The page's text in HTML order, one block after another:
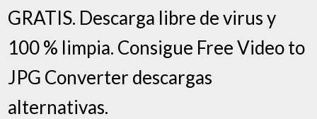
GRATIS. Descarga libre de virus y
100 % limpia. Consigue Free Video to
JPG Converter descargas
alternativas.